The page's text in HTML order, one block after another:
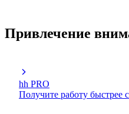
Привлечение
hh PRO
Получите работу быстрее